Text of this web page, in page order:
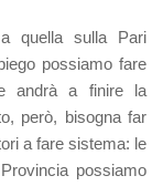
quella sulla Pari
possiamo fare
andrà a finire la
però, bisogna far
a fare sistema: le
possiamo